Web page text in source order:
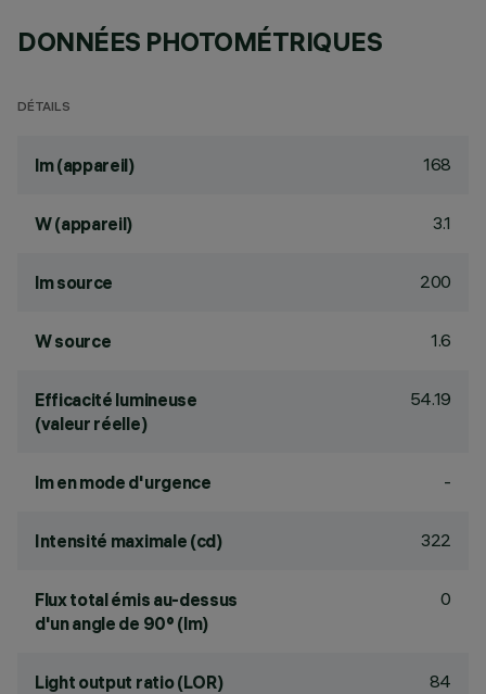
DONNÉES PHOTOMÉTRIQUES
DÉTAILS
lm (appareil) 168
W (appareil) 3.1
lm source 200
W source 1.6
Efficacité lumineuse
(valeur réelle)
54.19
lm en mode d'urgence -
Intensité maximale (cd) 322
Flux total émis au-dessus
d'un angle de 90° (lm)
0
Light output ratio (LOR) 84